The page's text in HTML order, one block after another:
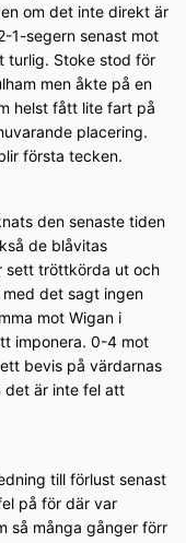
om det inte direkt är
1-segern senast mot
turlig. Stoke stod för
men åkte på en
helst fått lite fart på
placering.
första tecken.
den senaste tiden
de blåvitas
sett tröttkörda ut och
det sagt ingen
mot Wigan i
imponera. 0-4 mot
bevis på värdarnas
det är inte fel att
till förlust senast
på för där var
så många gånger förr